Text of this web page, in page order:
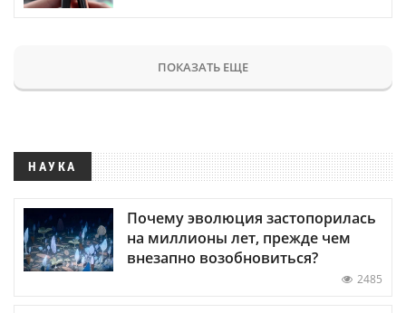
ПОКАЗАТЬ ЕЩЕ
НАУКА
Почему эволюция застопорилась
на миллионы лет, прежде чем
внезапно возобновиться?
2485